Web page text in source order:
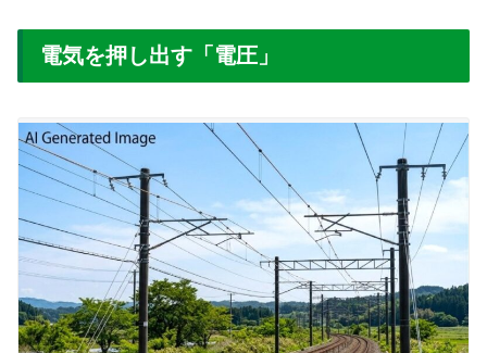
電気を押し出す「電圧」